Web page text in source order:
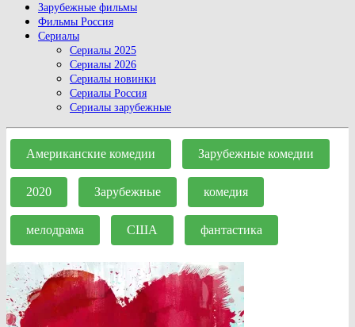
Зарубежные фильмы
Фильмы Россия
Сериалы
Сериалы 2025
Сериалы 2026
Сериалы новинки
Сериалы Россия
Сериалы зарубежные
Close
Button
Американские комедии Зарубежные комедии
2020 Зарубежные комедия
мелодрама США фантастика